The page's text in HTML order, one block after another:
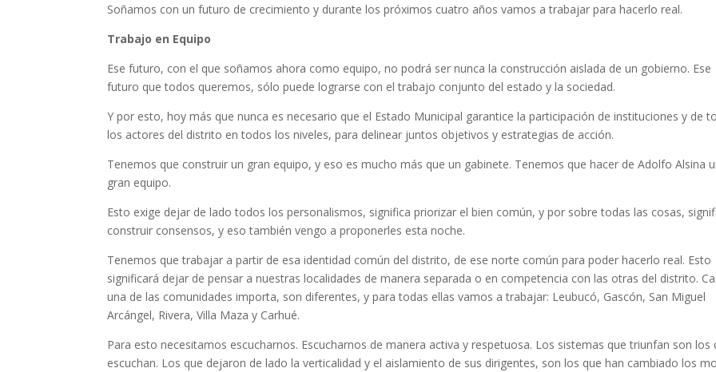
Soñamos con un futuro de crecimiento y durante los próximos cuatro años vamos a trabajar para hacerlo real.
Trabajo en Equipo
Ese futuro, con el que soñamos ahora como equipo, no podrá ser nunca la construcción aislada de un gobierno. Ese
futuro que todos queremos, sólo puede lograrse con el trabajo conjunto del estado y la sociedad.
Y por esto, hoy más que nunca es necesario que el Estado Municipal garantice la participación de instituciones y de
los actores del distrito en todos los niveles, para delinear juntos objetivos y estrategias de acción.
Tenemos que construir un gran equipo, y eso es mucho más que un gabinete. Tenemos que hacer de Adolfo Alsina
gran equipo.
Esto exige dejar de lado todos los personalismos, significa priorizar el bien común, y por sobre todas las cosas,
construir consensos, y eso también vengo a proponerles esta noche.
Tenemos que trabajar a partir de esa identidad común del distrito, de ese norte común para poder hacerlo real. Esto
significará dejar de pensar a nuestras localidades de manera separada o en competencia con las otras del distrito.
una de las comunidades importa, son diferentes, y para todas ellas vamos a trabajar: Leubucó, Gascón, San Miguel
Arcángel, Rivera, Villa Maza y Carhué.
Para esto necesitamos escucharnos. Escucharnos de manera activa y respetuosa. Los sistemas que triunfan son los
escuchan. Los que dejaron de lado la verticalidad y el aislamiento de sus dirigentes, son los que han cambiado los